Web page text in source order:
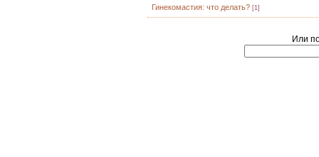
Гинекомастия: что делать? [1]
Или